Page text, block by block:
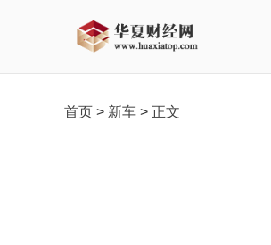
首页 > 新车 > 正文